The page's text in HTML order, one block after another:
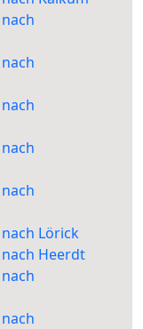
Lörick
Heerdt